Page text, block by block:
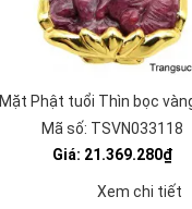
Mặt Phật tuổi Thìn bọc
Mã số: TSVN033118
Giá: 21.369.280₫
Xem chi tiết